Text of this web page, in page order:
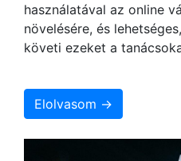
használatával az online
növelésére, és
követi ezeket a
Elolvasom →